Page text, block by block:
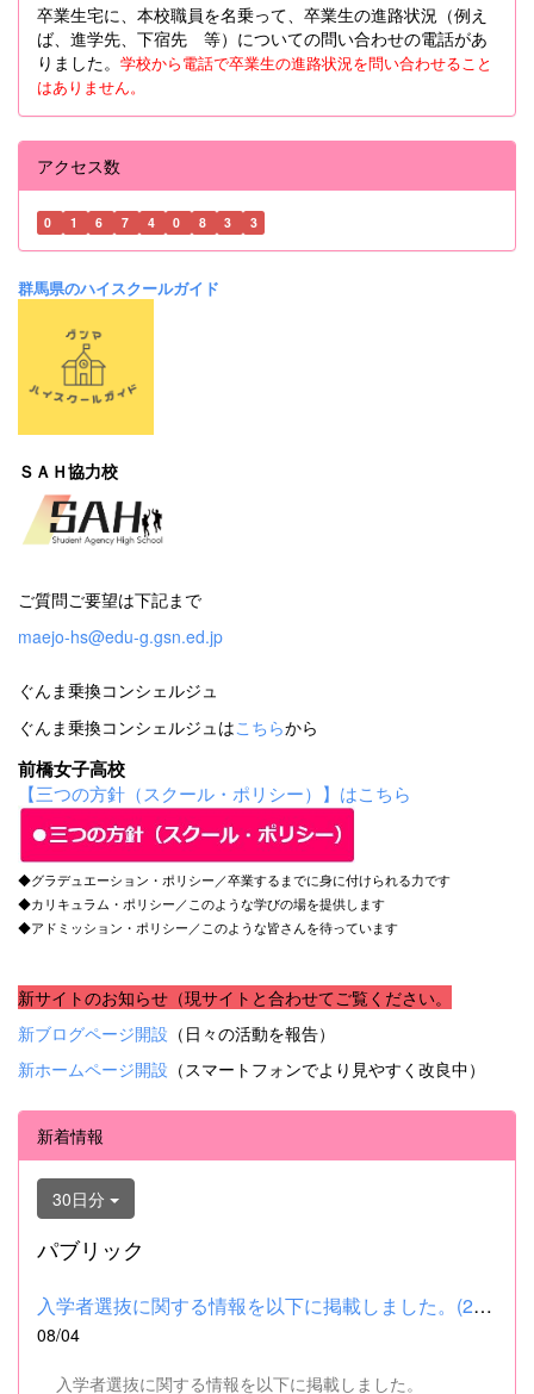
卒業生宅に、本校職員を名乗って、卒業生の進路状況（例え
ば、進学先、下宿先 等）についての問い合わせの電話があ
りました。 学校から電話で卒業生の進路状況を問い合わせること
はありません。
アクセス数
0 1 6 7 4 0 8 3 3
群馬県のハイスクールガイド
ＳＡＨ協力校
ご質問ご要望は下記まで
maejo-hs@edu-g.gsn.ed.jp
ぐんま乗換コンシェルジュ
ぐんま乗換コンシェルジュはこちらから
前橋女子高校
【三つの方針（スクール・ポリシー）】はこちら
◆グラデュエーション・ポリシー／卒業するまでに身に付けられる力です
◆カリキュラム・ポリシー／このような学びの場を提供します
◆アドミッション・ポリシー／このような皆さんを待っています
新サイトのお知らせ（現サイトと合わせてご覧ください。
新ブログページ開設 （日々の活動を報告）
新ホームページ開設 （スマートフォンでより見やすく改良中）
新着情報
30日分
パブリック
入学者選抜に関する情報を以下に掲載しました。(2026.8.4) ■令和...
08/04
入学者選抜に関する情報を以下に掲載しました。